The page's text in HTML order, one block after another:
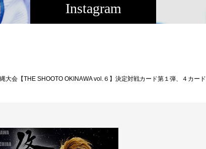
Instagram
ください★［大会名］プロフェッショナル修斗公式戦沖縄大会 【THE SHOOTO OKINAWA vol.6】［日時］2022年4月17日（日）［開場］14:00［開始］15:00［会場］ミュージックタウン音市場（沖縄市上地1-1-1)［主催］Theパラエストラ沖縄［認定］インターナショナル修斗コミッション［協力］一般社団法人日本修斗協会/ＥＶＥＲＧＲＯＵＮＤ/Studio Shine/ＪＭＯＣ/ＧＦＣ[特別協賛] SOUTH ISLAND/沖縄広告株式会社/Deshign.SP41/Privatesalon CrossLine/カフェ‣エフシド/SO-CRAZY.TOKYO/京都市役所前法律事務所/カルペディエム沖縄［チケット発売］発売中［チケット料金］ ＳＲＳ１２，０００円 / ＲＳ席７,０００円 / Ｓ席５,５００円※当日は全席５００円増し。※当日別途５００円１ドリンク制。※小学生以上はチケットが必要。※全ての来場者はマスク着用必須。［チケット取扱所］◯EVERGROUND TEL:098-943-9801 住所：那覇市松山2-10-13-2Ｆ◯Theパラエストラ沖縄 TEL:098-851-4739 住所：那覇市与儀2-21-1［お問い合わせ］Theパラエストラ沖縄 TEL:098-851-4739[公式ＳＮＳ]THE SHOOTO OKINAWA 公式BlogTHE SHOOTO OKINAWA 公式instagramTHE SHOOTO OKINAWA 公式FACEBOOKTHE SHOOTO OKINAWA 公式TWITTER他団体で育った沖縄県出身竜己の宣戦布告、平良達郎の後を追う世界ランカー旭那拳が迎え撃つ！◆ストロー級（-５２．２ｋｇ）５分２Ｒ旭那 拳